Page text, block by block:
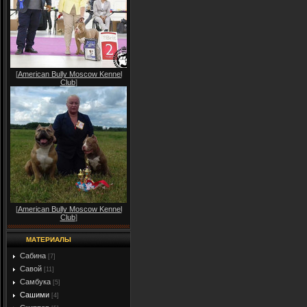
[American Bully Moscow Kennel
Club]
[American Bully Moscow Kennel
Club]
МАТЕРИАЛЫ
Сабина [7]
Савой [11]
Самбука [5]
Сашими [4]